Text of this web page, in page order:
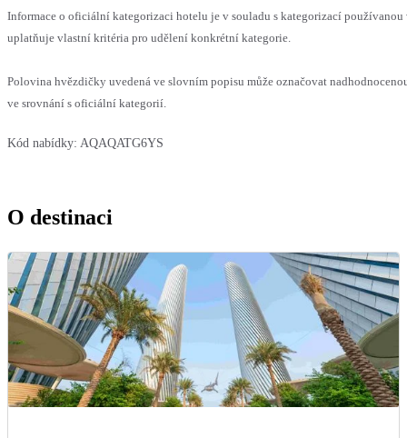
Informace o oficiální kategorizaci hotelu je v souladu s kategorizací používanou
uplatňuje vlastní kritéria pro udělení konkrétní kategorie.
Polovina hvězdičky uvedená ve slovním popisu může označovat
ve srovnání s oficiální kategorií.
Kód nabídky: AQAQATG6YS
O destinaci